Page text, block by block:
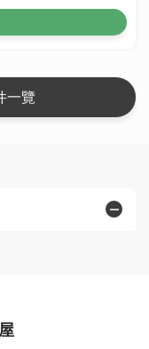
一覽